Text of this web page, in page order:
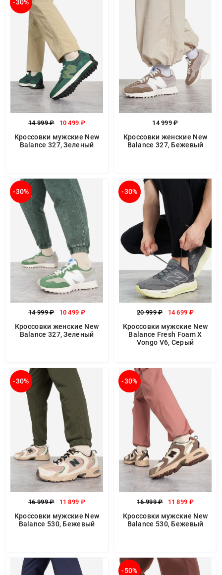
-30%
14 999 ₽ 10 499 ₽
Кроссовки мужские New
Balance 327, Зеленый
14 999 ₽
Кроссовки женские New
Balance 327, Бежевый
-30%
14 999 ₽ 10 499 ₽
Кроссовки женские New
Balance 327, Зеленый
-30%
20 999 ₽ 14 699 ₽
Кроссовки мужские New
Balance Fresh Foam X
Vongo V6, Серый
-30%
16 999 ₽ 11 899 ₽
Кроссовки мужские New
Balance 530, Бежевый
-30%
16 999 ₽ 11 899 ₽
Кроссовки мужские New
Balance 530, Бежевый
-50%